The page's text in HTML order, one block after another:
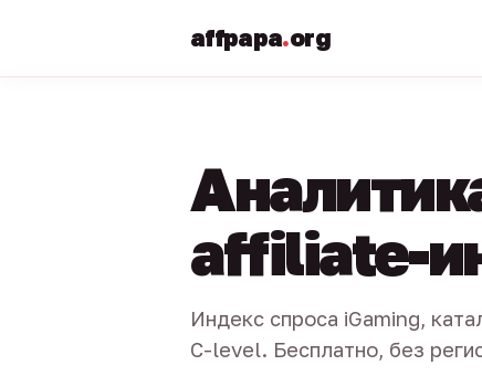
affpapa.org
affiliate-
Индекс спроса iGaming,
C-level. Бесплатно, без